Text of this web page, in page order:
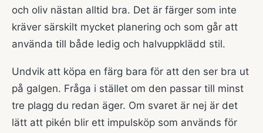
och oliv nästan alltid bra. Det är färger som inte
kräver särskilt mycket planering och som går att
använda till både ledig och halvuppklädd stil.
Undvik att köpa en färg bara för att den ser bra ut
på galgen. Fråga i stället om den passar till minst
tre plagg du redan äger. Om svaret är nej är det
lätt att pikén blir ett impulsköp som används för